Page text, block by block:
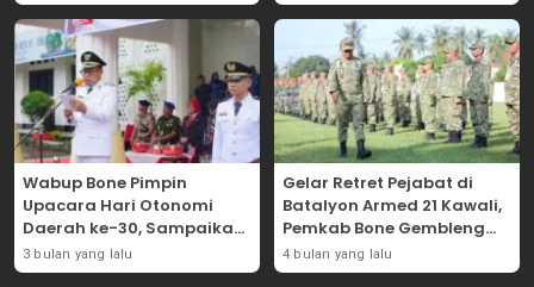
Wabup Bone Pimpin
Upacara Hari Otonomi
Daerah ke-30, Sampaikan
Amanat Mendagri
Wujudkan Asta Cita
3 bulan yang lalu
Gelar Retret Pejabat di
Batalyon Armed 21 Kawali,
Pemkab Bone Gembleng
Kedisiplinan Camat dan
Pimpinan OPD
4 bulan yang lalu